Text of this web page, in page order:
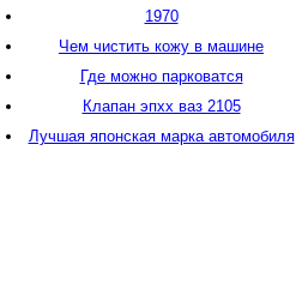
1970
Чем чистить кожу в машине
Где можно парковатся
Клапан эпхх ваз 2105
Лучшая японская марка автомобиля